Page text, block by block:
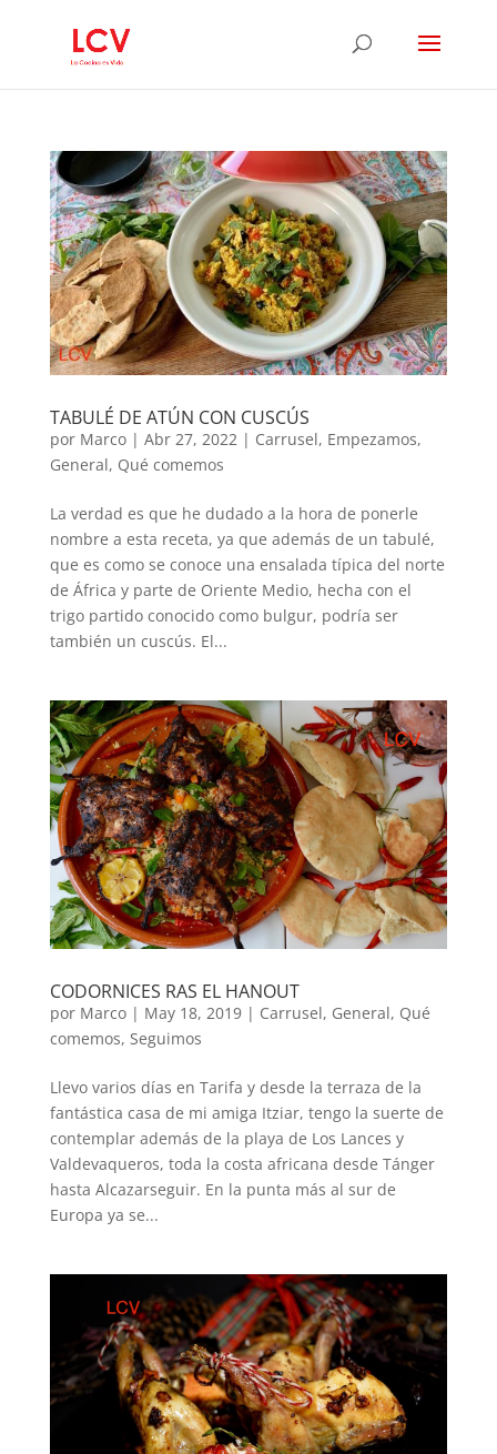
TABULÉ DE ATÚN CON CUSCÚS
por Marco| Abr 27, 2022 | Carrusel, Empezamos,
General, Qué comemos
La verdad es que he dudado a la hora de ponerle
nombre a esta receta, ya que además de un tabulé,
que es como se conoce una ensalada típica del norte
de África y parte de Oriente Medio, hecha con el
trigo partido conocido como bulgur, podría ser
también un cuscús. El...
CODORNICES RAS EL HANOUT
por Marco| May 18, 2019| Carrusel, General, Qué
comemos, Seguimos
Llevo varios días en Tarifa y desde la terraza de la
fantástica casa de mi amiga Itziar, tengo la suerte de
contemplar además de la playa de Los Lances y
Valdevaqueros, toda la costa africana desde Tánger
hasta Alcazarseguir. En la punta más al sur de
Europa ya se...